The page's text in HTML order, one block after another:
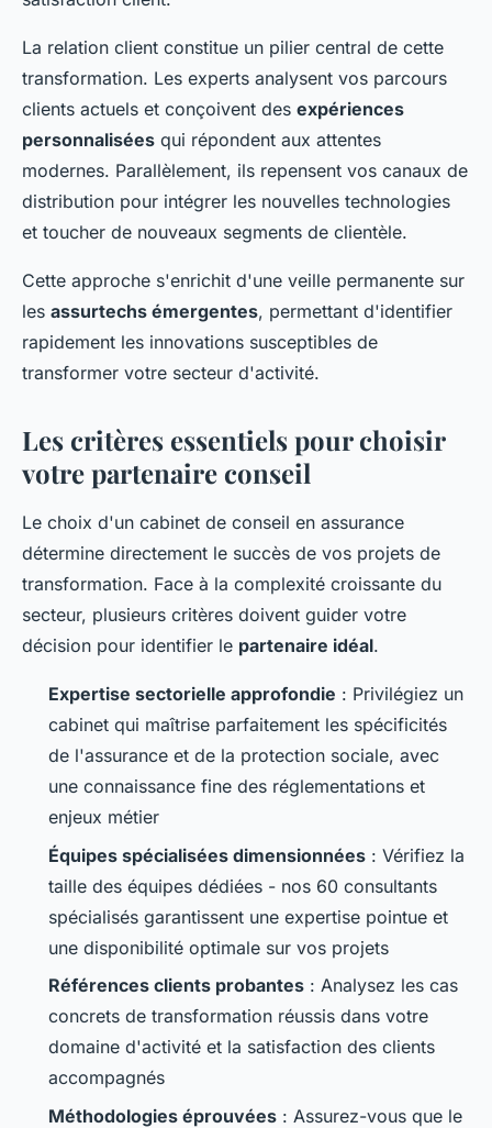
La relation client constitue un pilier central de cette
transformation. Les experts analysent vos parcours
clients actuels et conçoivent des expériences
personnalisées qui répondent aux attentes
modernes. Parallèlement, ils repensent vos canaux de
distribution pour intégrer les nouvelles technologies
et toucher de nouveaux segments de clientèle.
Cette approche s'enrichit d'une veille permanente sur
les assurtechs émergentes, permettant d'identifier
rapidement les innovations susceptibles de
transformer votre secteur d'activité.
Les critères essentiels pour choisir
votre partenaire conseil
Le choix d'un cabinet de conseil en assurance
détermine directement le succès de vos projets de
transformation. Face à la complexité croissante du
secteur, plusieurs critères doivent guider votre
décision pour identifier le partenaire idéal.
Expertise sectorielle approfondie : Privilégiez un
cabinet qui maîtrise parfaitement les spécificités
de l'assurance et de la protection sociale, avec
une connaissance fine des réglementations et
enjeux métier
Équipes spécialisées dimensionnées : Vérifiez la
taille des équipes dédiées - nos 60 consultants
spécialisés garantissent une expertise pointue et
une disponibilité optimale sur vos projets
Références clients probantes : Analysez les cas
concrets de transformation réussis dans votre
domaine d'activité et la satisfaction des clients
accompagnés
Méthodologies éprouvées : Assurez-vous que le